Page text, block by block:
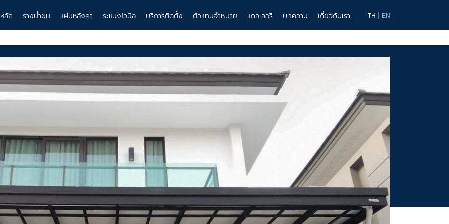
ลัก รางน้ำฝน แผ่นหลังคา ระแนงไวนิล บริการติดตั้ง ตัวแทนจำหน่าย แกลเลอรี่ บทความ เกี่ยวกับเรา TH EN